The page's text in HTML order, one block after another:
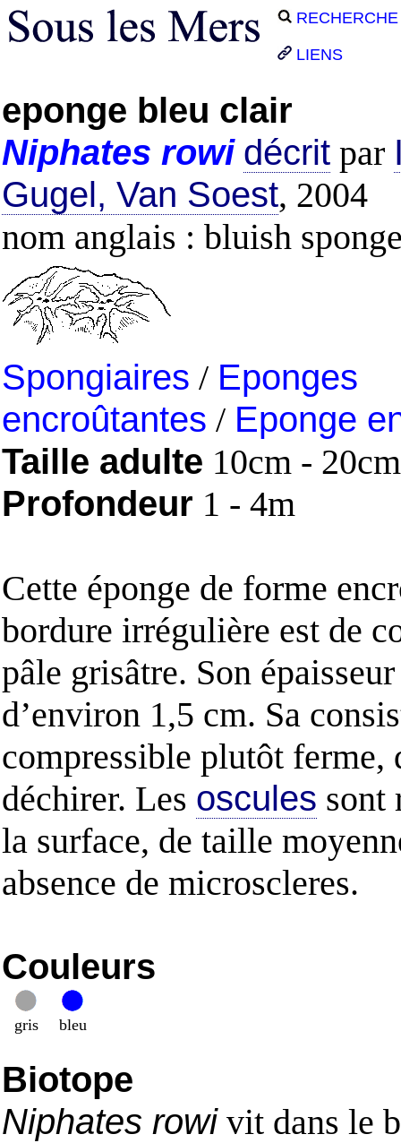
RECHERCHE
LIENS
eponge bleu clair
Niphates rowi décrit par
Gugel, Van Soest, 2004
nom anglais : bluish
Spongiaires / Eponges
encroûtantes / Eponge
Taille adulte 10cm - 20cm
Profondeur 1 - 4m
Cette éponge de forme
bordure irrégulière est de
pâle grisâtre. Son
d’environ 1,5 cm. Sa
compressible plutôt
déchirer. Les oscules sont
la surface, de taille
absence de microscleres.
Couleurs
gris bleu
Biotope
Niphates rowivit dans le